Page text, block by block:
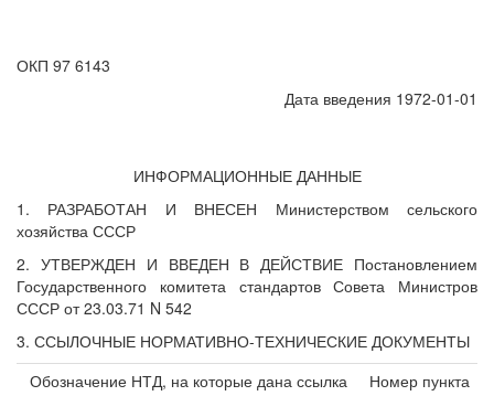
ОКП 97 6143
Дата введения 1972-01-01
ИНФОРМАЦИОННЫЕ ДАННЫЕ
1. РАЗРАБОТАН И ВНЕСЕН Министерством сельского
хозяйства СССР
2. УТВЕРЖДЕН И ВВЕДЕН В ДЕЙСТВИЕ Постановлением
Государственного комитета стандартов Совета Министров
СССР от 23.03.71 N 542
3. ССЫЛОЧНЫЕ НОРМАТИВНО-ТЕХНИЧЕСКИЕ ДОКУМЕНТЫ
Обозначение НТД, на которые дана ссылка
Номер пункта